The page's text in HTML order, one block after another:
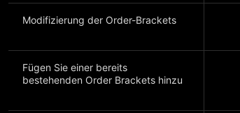
Modifizierung der Order-Brackets
Fügen Sie einer bereits
bestehenden Order Brackets hinzu